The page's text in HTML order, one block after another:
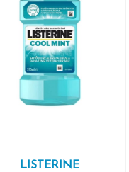
LISTERINE